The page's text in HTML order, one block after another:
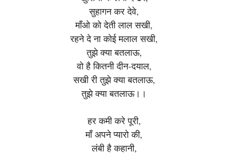
सुहागन कर देवे,
माँओ को देती लाल सखी,
रहने दे ना कोई मलाल सखी,
तुझे क्या बतलाऊ,
वो है कितनी दीन-दयाल,
सखी री तुझे क्या बतलाऊ,
तुझे क्या बतलाऊ।।
हर कमी करे पूरी,
माँ अपने प्यारो की,
लंबी है कहानी,